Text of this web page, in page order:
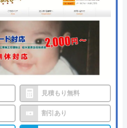
見積もり無料
割引あり